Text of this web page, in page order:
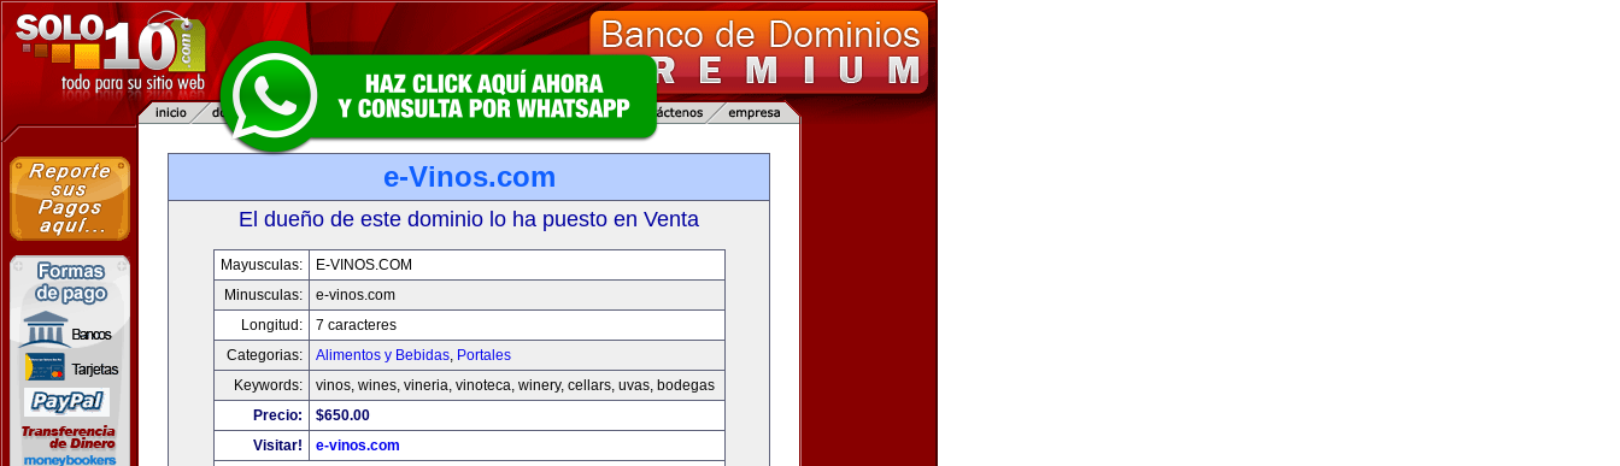
e-Vinos.com
El dueño de este dominio lo ha puesto en Venta
Mayusculas:
E-VINOS.COM
Minusculas:
e-vinos.com
Longitud:
7 caracteres
Categorias:
Alimentos y Bebidas, Portales
Keywords:
vinos, wines, vineria, vinoteca, winery, cellars, uvas, bodegas
Precio:
$650.00
Visitar!
e-vinos.com